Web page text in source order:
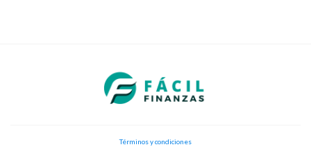
Términos y condiciones